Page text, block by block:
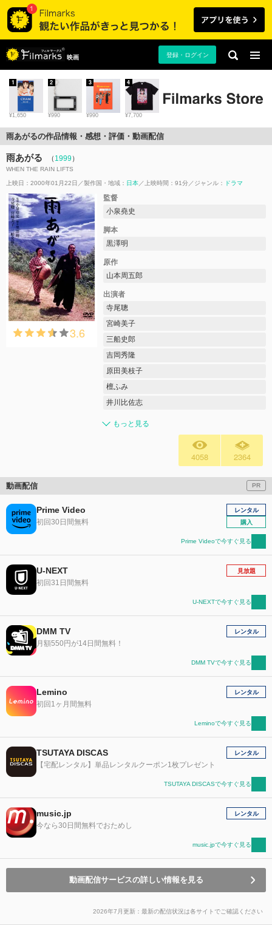
映画 登録・ログイン
¥1,650
1
¥990
2
¥990
3
¥7,700
4
雨あがるの作品情報・感想・評価・動画配信
雨あがる （ 1999）
WHEN THE RAIN LIFTS
上映日：2000年01月22日 製作国・地域： 日本 上映時間：91分 ジャンル： ドラマ
3.6
監督
小泉堯史
脚本
黒澤明
原作
山本周五郎
出演者
寺尾聰
宮崎美子
三船史郎
吉岡秀隆
原田美枝子
檀ふみ
井川比佐志
もっと見る
4058 2364
動画配信 PR
Prime Video
初回30日間無料
レンタル
購入
Prime Videoで今すぐ見る
U-NEXT
初回31日間無料
見放題
U-NEXTで今すぐ見る
DMM TV
月額550円が14日間無料！
レンタル
DMM TVで今すぐ見る
Lemino
初回1ヶ月間無料
レンタル
Leminoで今すぐ見る
TSUTAYA DISCAS
【宅配レンタル】単品レンタルクーポン1枚プレゼント
レンタル
TSUTAYA DISCASで今すぐ見る
music.jp
今なら30日間無料でおためし
レンタル
music.jpで今すぐ見る
動画配信サービスの詳しい情報を見る
2026年7月更新：最新の配信状況は各サイトでご確認ください